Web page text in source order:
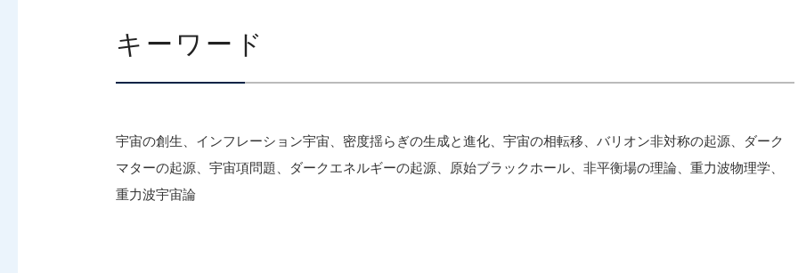
キーワード
宇宙の創生、インフレーション宇宙、密度揺らぎの生成と進化、宇宙の相転移、バリオン非対称の起源、ダーク
マターの起源、宇宙項問題、ダークエネルギーの起源、原始ブラックホール、非平衡場の理論、重力波物理学、
重力波宇宙論